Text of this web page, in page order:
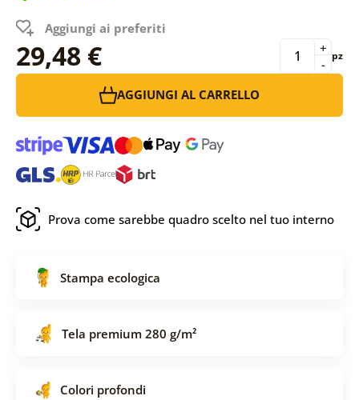
Aggiungi ai preferiti
29,48 € -
+ pz
AGGIUNGI AL CARRELLO
Prova come sarebbe quadro scelto nel tuo interno
Stampa ecologica
Tela premium 280 g/m²
Colori profondi